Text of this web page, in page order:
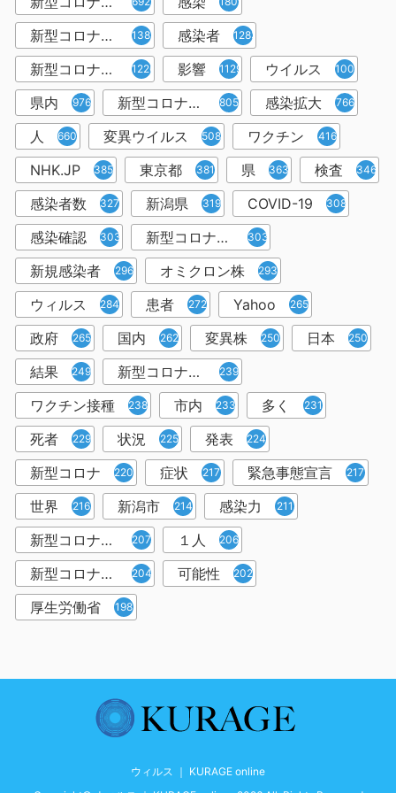
新型コロナウィルス 1382 感染者 1283
新型コロナウイルス感染症 1226 影響 1129 ウイルス 1001
県内 976 新型コロナウイルス感染 805 感染拡大 766
人 660 変異ウイルス 508 ワクチン 416
NHK.JP 385 東京都 381 県 363 検査 346
感染者数 327 新潟県 319 COVID-19 308
感染確認 303 新型コロナウィルス感染症 303
新規感染者 296 オミクロン株 293
ウィルス 284 患者 272 Yahoo 265
政府 265 国内 262 変異株 250 日本 250
結果 249 新型コロナウイルスワクチン 239
ワクチン接種 238 市内 233 多く 231
死者 229 状況 225 発表 224
新型コロナ 220 症状 217 緊急事態宣言 217
世界 216 新潟市 214 感染力 211
新型コロナウイルス感染者 207 １人 206
新型コロナウイルス対策 204 可能性 202
厚生労働省 198
ウィルス ｜ KURAGE online